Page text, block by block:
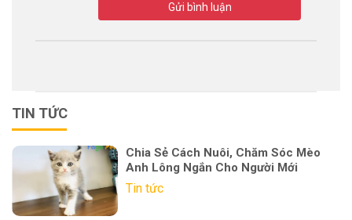
Gửi bình luận
TIN TỨC
Chia Sẻ Cách Nuôi, Chăm Sóc Mèo
Anh Lông Ngắn Cho Người Mới
Tin tức